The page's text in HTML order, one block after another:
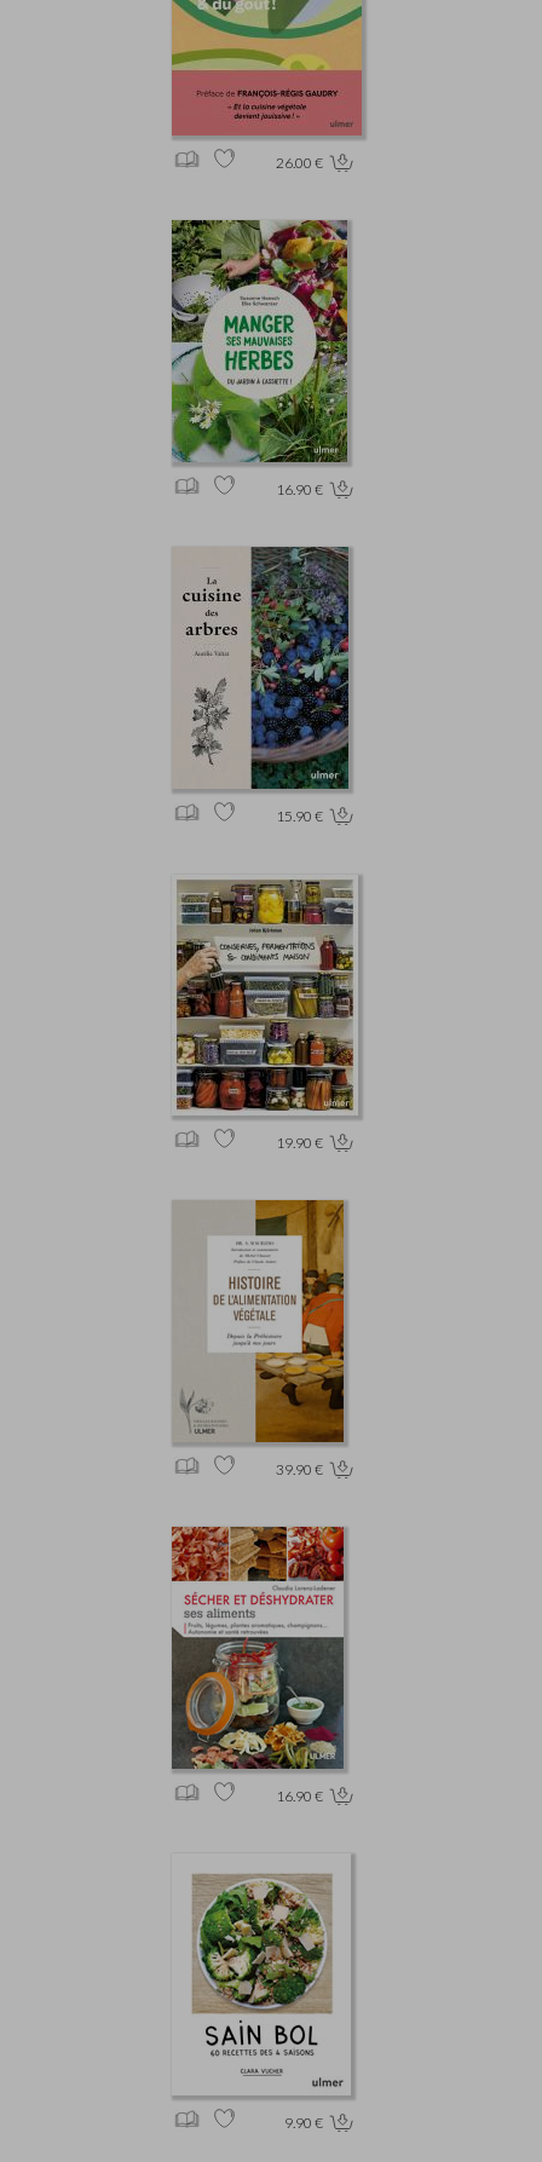
26.00 €
16.90 €
15.90 €
19.90 €
39.90 €
16.90 €
9.90 €